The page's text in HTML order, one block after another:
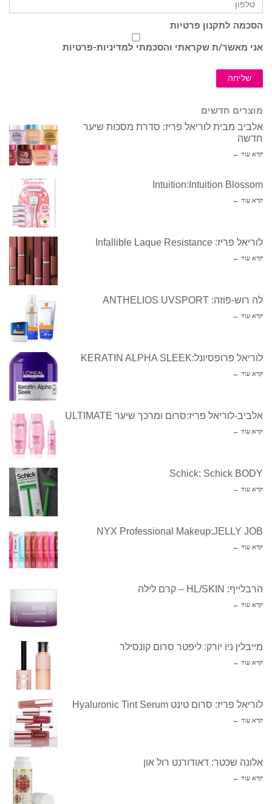
הסכמה לתקנון פרטיות
אני מאשר/ת שקראתי והסכמתי למדיניות-פרטיות
שליחה
מוצרים חדשים
אלביב מבית לוריאל פריז: סדרת מסכות שיער
חדשה
קרא עוד ←
Intuition:Intuition Blossom
קרא עוד ←
לוריאל פריז: Infallible Laque Resistance
קרא עוד ←
לה רוש-פוזה: ANTHELIOS UVSPORT
קרא עוד ←
לוריאל פרופסיונל:KERATIN ALPHA SLEEK
קרא עוד ←
אלביב-לוריאל פריז:סרום ומרכך שיער ULTIMATE
קרא עוד ←
Schick: Schick BODY
קרא עוד ←
NYX Professional Makeup:JELLY JOB
קרא עוד ←
הרבלייף: HL/SKIN – קרם לילה
קרא עוד ←
מייבלין ניו יורק: ליפטר סרום קונסילר
קרא עוד ←
לוריאל פריז: סרום טינט Hyaluronic Tint Serum
קרא עוד ←
אלונה שכטר: דאודורנט רול און
קרא עוד ←